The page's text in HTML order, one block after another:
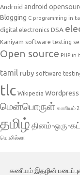
Android android
Blogging C programming in
digital electronics DSA
Kaniyam software testing
Open source PHP in
tamil ruby software
tlc Wikipedia Wordpress
மென்பொருள் கணியம்
தமிழ் தினம்-ஒரு-
மொசில்லா
கணியம் இதழின்